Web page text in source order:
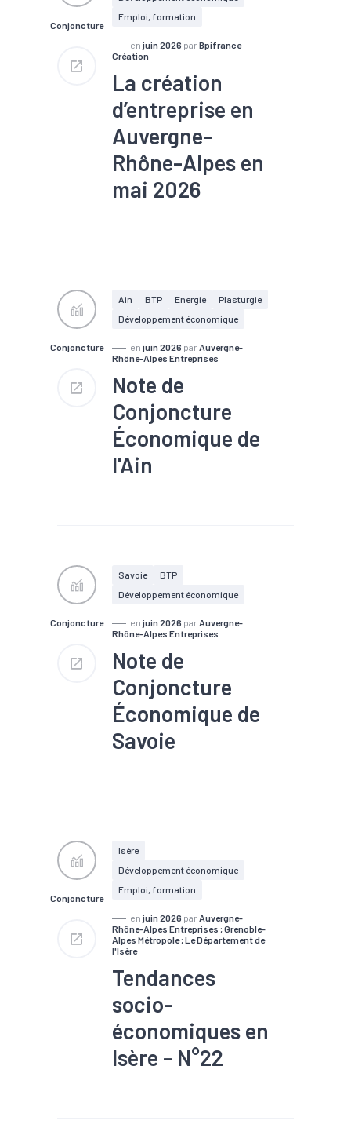
Conjoncture
Emploi, formation
en juin 2026 par Bpifrance
Création
La création
d’entreprise en
Auvergne-
Rhône-Alpes en
mai 2026
Conjoncture
Ain BTP Energie
Plasturgie
Développement économique
en juin 2026 par Auvergne-
Rhône-Alpes Entreprises
Note de
Conjoncture
Économique de
l'Ain
Conjoncture
Savoie
BTP
Développement économique
en juin 2026 par Auvergne-
Rhône-Alpes Entreprises
Note de
Conjoncture
Économique de
Savoie
#Investissement
économique
#Tourisme
Conjoncture
Isère
Développement économique
Emploi, formation
en juin 2026 par Auvergne-
Rhône-Alpes Entreprises ; Grenoble-
Alpes Métropole ; Le Département de
l'Isère
Tendances
socio-
économiques en
Isère - N°22